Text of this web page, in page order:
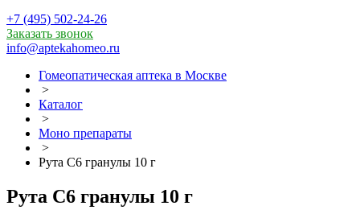
+7 (495) 502-24-26
Заказать звонок
info@aptekahomeo.ru
Гомеопатическая аптека в Москве
>
Каталог
>
Моно препараты
>
Рута С6 гранулы 10 г
Рута С6 гранулы 10 г